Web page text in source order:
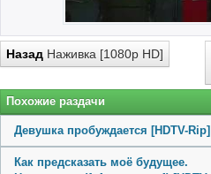
Назад Наживка [1080p HD]
Похожие раздачи
Девушка пробуждается [HDTV-Rip]
Как предсказать моё будущее.